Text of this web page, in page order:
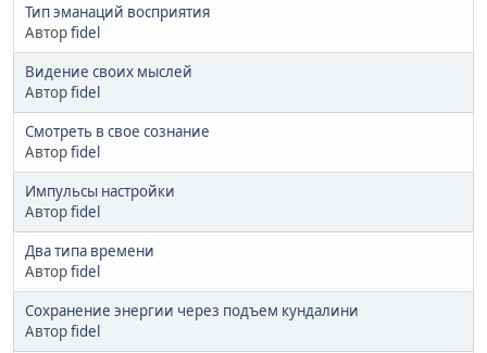
Тип эманаций восприятия
Авторfidel
Видение своих мыслей
Авторfidel
Смотреть в свое сознание
Авторfidel
Импульсы настройки
Авторfidel
Два типа времени
Авторfidel
Сохранение энергии через подъем кундалини
Авторfidel